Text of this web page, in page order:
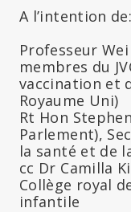
A l’intention de:
Professeur
membres du
vaccination et
Royaume Uni)
Rt Hon
Parlement),
la santé et de
cc Dr Camilla
Collège royal
infantile